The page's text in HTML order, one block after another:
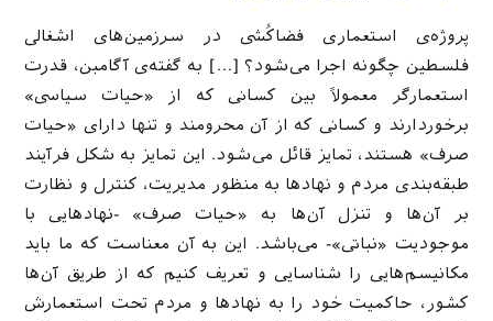
پروژه‌ی استعماری فضاکُشی در سرزمین‌های اشغالی
فلسطین چگونه اجرا می‌شود؟ […] به گفته‌ی آگامبن، قدرت
استعمارگر معمولاً بین کسانی‌ که از «حیات سیاسی»
برخوردارند و کسانی که از آن محرومند و تنها دارای «حیات
صرف» هستند، تمایز قائل می‌شود. این تمایز به شکل فرآیند
طبقه‌بندی مردم و نهادها به منظور مدیریت، کنترل و نظارت
بر آن‌ها و تنزل آن‌ها به «حیات صرف» -نهادهایی با
موجودیت «نباتی»- می‌باشد. این به آن معناست که ما باید
مکانیسم‌هایی را شناسایی و تعریف کنیم که از طریق آن‌ها
کشور، حاکمیت خود را به نهادها و مردم تحت استعمارش